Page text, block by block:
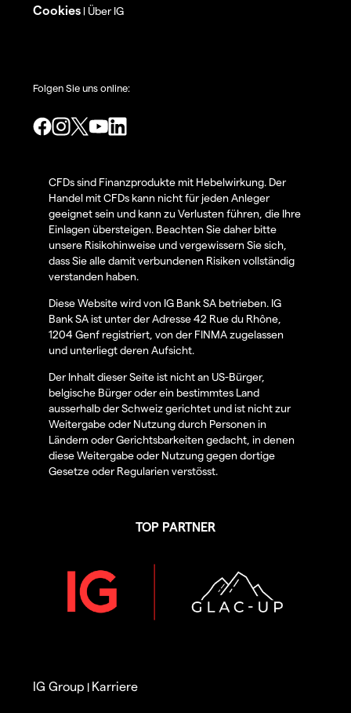
Cookies | Über IG
Folgen Sie uns online:
CFDs sind Finanzprodukte mit Hebelwirkung. Der
Handel mit CFDs kann nicht für jeden Anleger
geeignet sein und kann zu Verlusten führen, die Ihre
Einlagen übersteigen. Beachten Sie daher bitte
unsere Risikohinweise und vergewissern Sie sich,
dass Sie alle damit verbundenen Risiken vollständig
verstanden haben.
Diese Website wird von IG Bank SA betrieben. IG
Bank SA ist unter der Adresse 42 Rue du Rhône,
1204 Genf registriert, von der FINMA zugelassen
und unterliegt deren Aufsicht.
Der Inhalt dieser Seite ist nicht an US-Bürger,
belgische Bürger oder ein bestimmtes Land
ausserhalb der Schweiz gerichtet und ist nicht zur
Weitergabe oder Nutzung durch Personen in
Ländern oder Gerichtsbarkeiten gedacht, in denen
diese Weitergabe oder Nutzung gegen dortige
Gesetze oder Regularien verstösst.
TOP PARTNER
IG Group | Karriere